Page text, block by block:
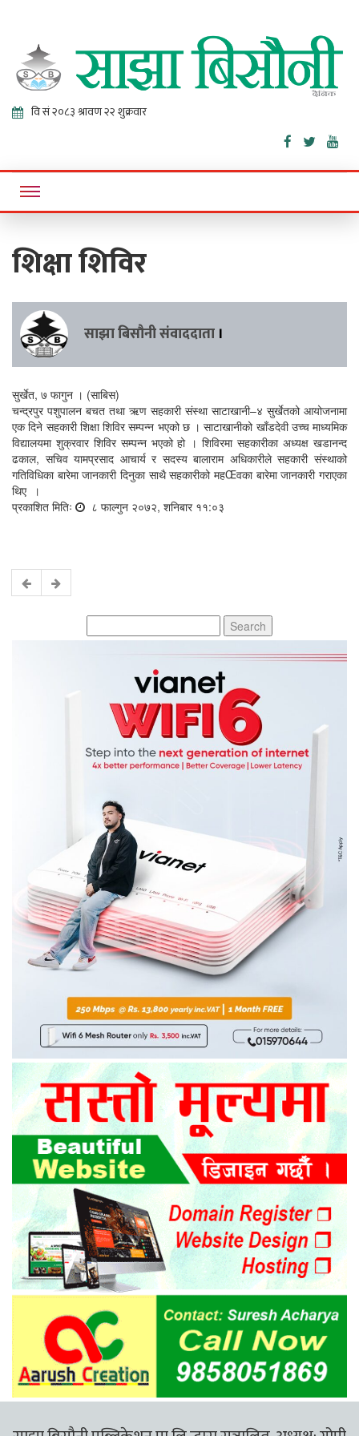
Sajha
Bisaunee
Online News Portal
शिक्षा शिविर
साझा बिसौनी संवाददाता ।
सुर्खेत, ७ फागुन । (साबिस)
चन्द्रपुर पशुपालन बचत तथा ऋण सहकारी संस्था साटाखानी–४ सुर्खेतको आयोजनामा
एक दिने सहकारी शिक्षा शिविर सम्पन्न भएको छ । साटाखानीको खाँडदेवी उच्च माध्यमिक
विद्यालयमा शुक्रवार शिविर सम्पन्न भएको हो । शिविरमा सहकारीका अध्यक्ष खडानन्द
ढकाल, सचिव यामप्रसाद आचार्य र सदस्य बालाराम अधिकारीले सहकारी संस्थाको
गतिविधिका बारेमा जानकारी दिनुका साथै सहकारीको महŒवका बारेमा जानकारी गराएका
थिए ।
प्रकाशित मितिः
८ फाल्गुन २०७२, शनिबार ११:०३
for: